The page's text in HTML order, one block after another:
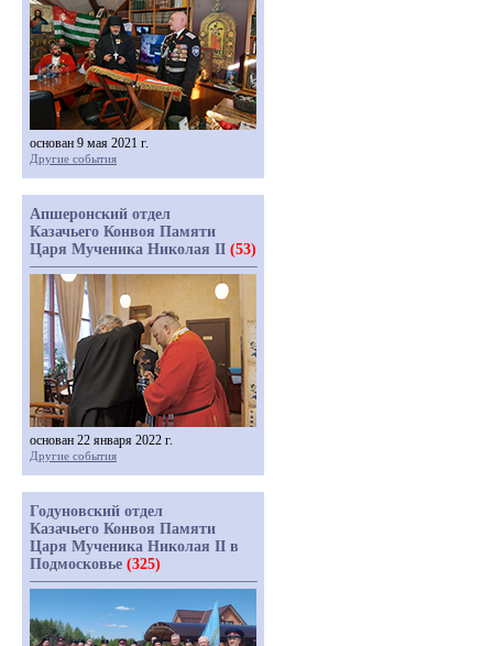
основан 9 мая 2021 г.
Другие события
Апшеронский отдел
Казачьего Конвоя Памяти
Царя Мученика Николая II (53)
основан 22 января 2022 г.
Другие события
Годуновский отдел
Казачьего Конвоя Памяти
Царя Мученика Николая II в
Подмосковье (325)